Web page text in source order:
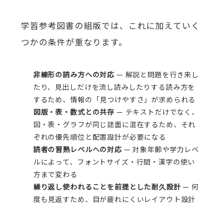
学習参考図書の組版では、これに加えていく
つかの条件が重なります。
非線形の読み方への対応 — 解説と問題を行き来し
たり、見出しだけを流し読みしたりする読み方を
するため、情報の「見つけやすさ」が求められる
図版・表・数式との共存 — テキストだけでなく、
図・表・グラフが同じ誌面に混在するため、それ
ぞれの優先順位と配置設計が必要になる
読者の習熟レベルへの対応 — 対象年齢や学力レベ
ルによって、フォントサイズ・行間・漢字の使い
方まで変わる
繰り返し使われることを前提とした耐久設計 — 何
度も見返すため、目が疲れにくいレイアウト設計